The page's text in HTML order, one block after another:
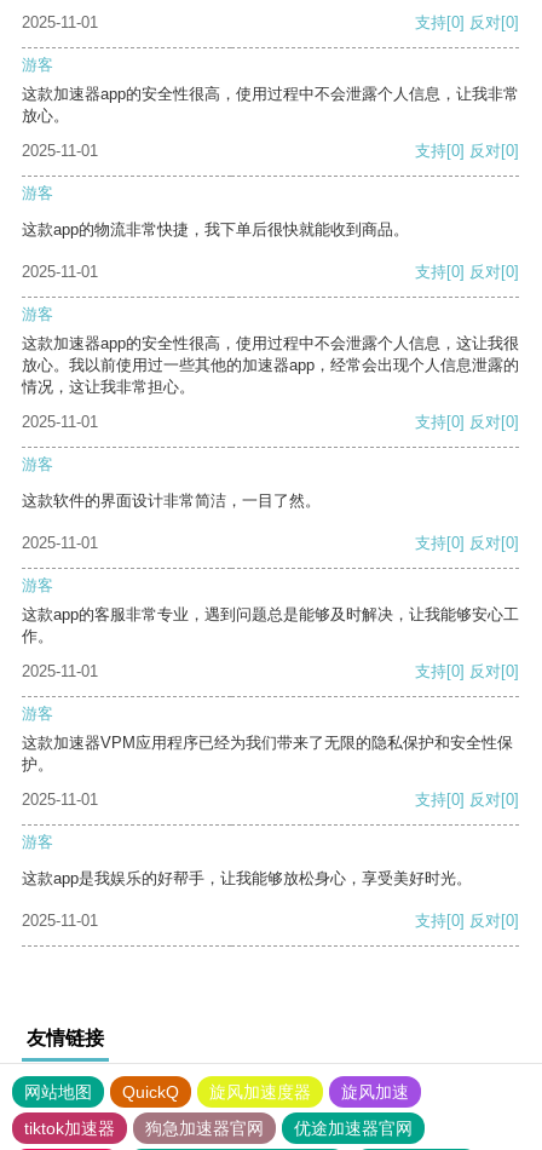
2025-11-01
支持[0] 反对[0]
游客
这款加速器app的安全性很高，使用过程中不会泄露个人信息，让我非常
放心。
2025-11-01
支持[0] 反对[0]
游客
这款app的物流非常快捷，我下单后很快就能收到商品。
2025-11-01 支持[0] 反对[0]
游客
这款加速器app的安全性很高，使用过程中不会泄露个人信息，这让我很
放心。我以前使用过一些其他的加速器app，经常会出现个人信息泄露的
情况，这让我非常担心。
2025-11-01
支持[0] 反对[0]
游客
这款软件的界面设计非常简洁，一目了然。
2025-11-01 支持[0] 反对[0]
游客
这款app的客服非常专业，遇到问题总是能够及时解决，让我能够安心工
作。
2025-11-01
支持[0] 反对[0]
游客
这款加速器VPM应用程序已经为我们带来了无限的隐私保护和安全性保
护。
2025-11-01
支持[0] 反对[0]
游客
这款app是我娱乐的好帮手，让我能够放松身心，享受美好时光。
2025-11-01 支持[0] 反对[0]
友情链接
网站地图 QuickQ 旋风加速度器
旋风加速
tiktok加速器
狗急加速器官网 优途加速器官网